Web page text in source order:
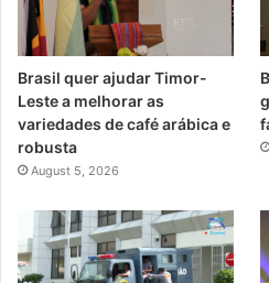
Brasil quer ajudar Timor-
Leste a melhorar as
variedades de café arábica e
robusta
August 5, 2026